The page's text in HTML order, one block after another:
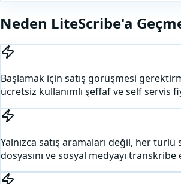
Neden LiteScribe'a
Başlamak için satış görüşmesi
ücretsiz kullanımlı şeffaf ve self servis
Yalnızca satış aramaları değil, her türlü
dosyasını ve sosyal medyayı transkribe